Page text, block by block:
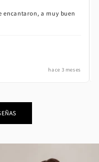
encantaron, a muy buen
hace 3 meses